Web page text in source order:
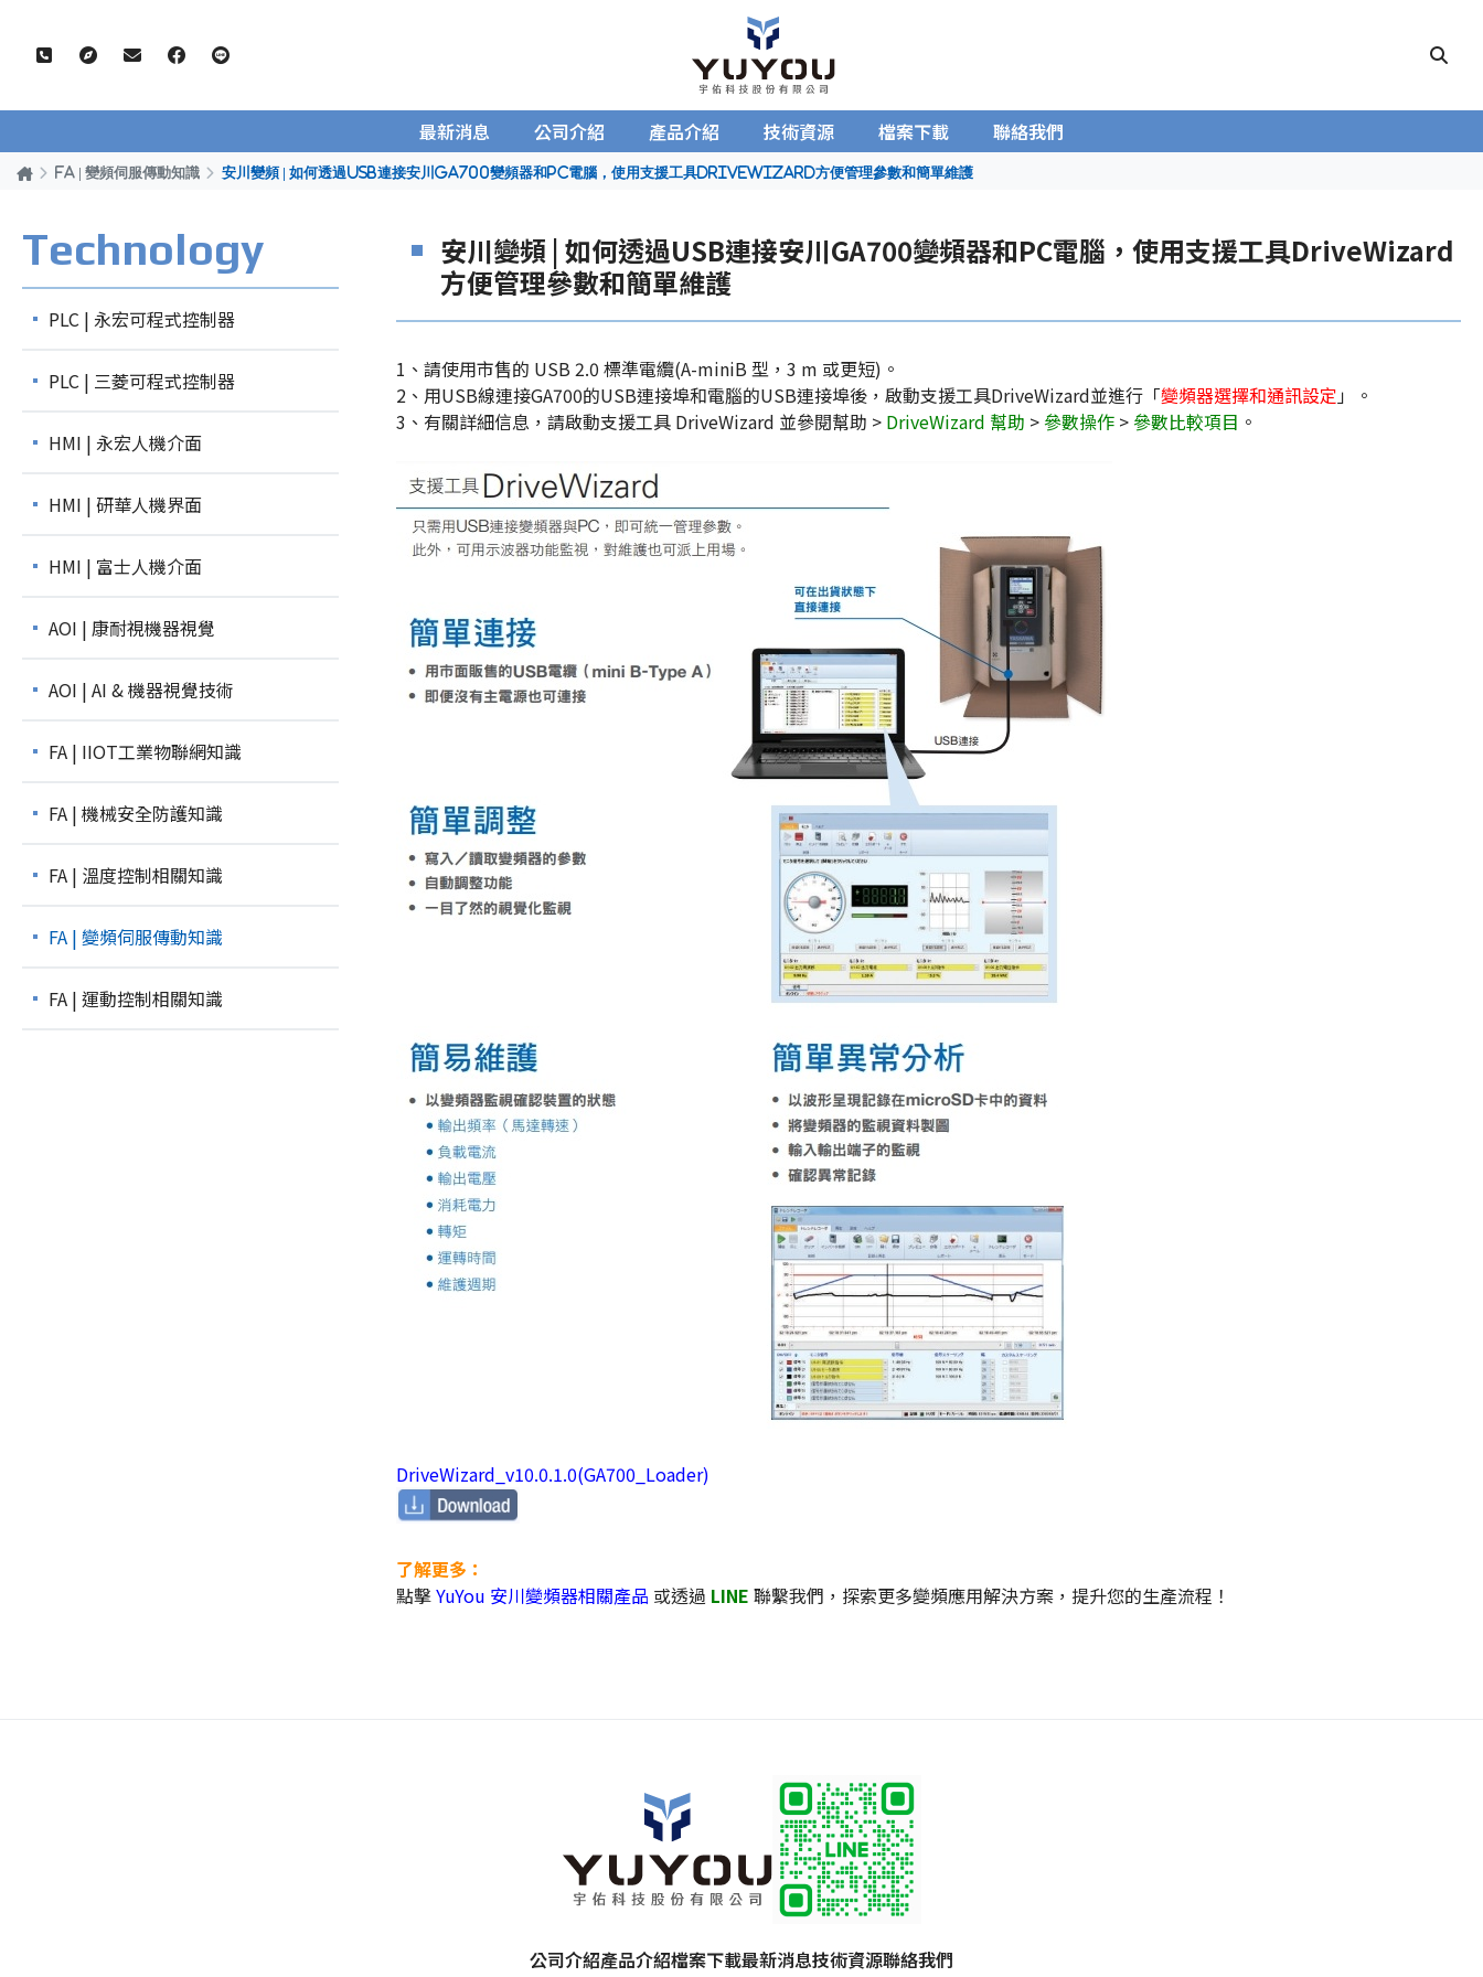
最新消息 公司介紹 產品介紹 技術資源 檔案下載 聯絡我們
FA | 變頻伺服傳動知識 安川變頻 | 如何透過USB連接安川GA700變頻器和PC電腦，使用支援工具DriveWizard方便管理參數和簡單維護
Technology
PLC | 永宏可程式控制器
PLC | 三菱可程式控制器
HMI | 永宏人機介面
HMI | 研華人機界面
HMI | 富士人機介面
AOI | 康耐視機器視覺
AOI | AI & 機器視覺技術
FA | IIOT工業物聯網知識
FA | 機械安全防護知識
FA | 溫度控制相關知識
FA | 變頻伺服傳動知識
FA | 運動控制相關知識
安川變頻 | 如何透過USB連接安川GA700變頻器和PC電腦，使用支援工具DriveWizard
方便管理參數和簡單維護
1、請使用市售的 USB 2.0 標準電纜(A-miniB 型，3 m 或更短)。
2、用USB線連接GA700的USB連接埠和電腦的USB連接埠後，啟動支援工具DriveWizard並進行「變頻器選擇和通訊設定」。
3、有關詳細信息，請啟動支援工具 DriveWizard 並參閱幫助 > DriveWizard 幫助 >參數操作 >參數比較項目 。
DriveWizard_v10.0.1.0(GA700_Loader)
了解更多：
點擊YuYou 安川變頻器相關產品 或透過 LINE 聯繫我們，探索更多變頻應用解決方案，提升您的生產流程！
公司介紹產品介紹檔案下載最新消息技術資源聯絡我們